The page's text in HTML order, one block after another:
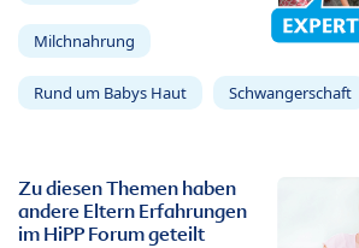
Milchnahrung
Rund um Babys Haut Schwangerschaft
Zu diesen Themen haben
andere Eltern Erfahrungen
im HiPP Forum geteilt